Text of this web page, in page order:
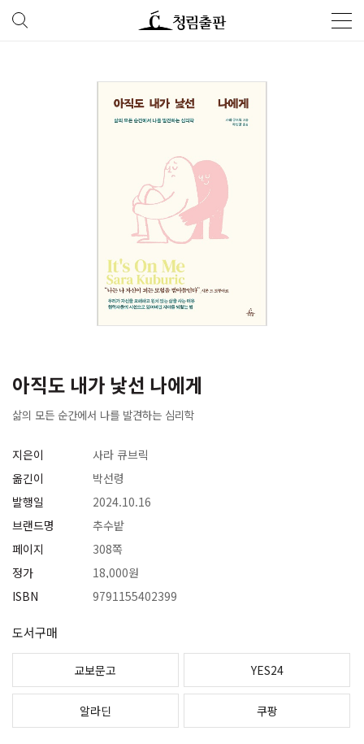
아직도 내가 낯선 나에게
삶의 모든 순간에서 나를 발견하는 심리학
지은이
옮긴이
발행일
브랜드명
페이지
정가
ISBN
사라 큐브릭
박선령
2024.10.16
추수밭
308쪽
18,000원
9791155402399
도서구매
교보문고 YES24
알라딘 쿠팡